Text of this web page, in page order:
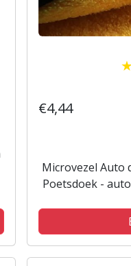
€4,44
Microvezel Auto
Poetsdoek -
Geel/